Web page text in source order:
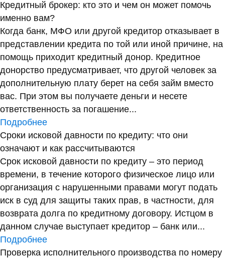
Кредитный брокер: кто это и чем он может помочь
именно вам?
Когда банк, МФО или другой кредитор отказывает в
представлении кредита по той или иной причине, на
помощь приходит кредитный донор. Кредитное
донорство предусматривает, что другой человек за
дополнительную плату берет на себя займ вместо
вас. При этом вы получаете деньги и несете
ответственность за погашение...
Подробнее
Сроки исковой давности по кредиту: что они
означают и как рассчитываются
Срок исковой давности по кредиту – это период
времени, в течение которого физическое лицо или
организация с нарушенными правами могут подать
иск в суд для защиты таких прав, в частности, для
возврата долга по кредитному договору. Истцом в
данном случае выступает кредитор – банк или...
Подробнее
Проверка исполнительного производства по номеру